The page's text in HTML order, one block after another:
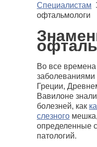
Специалистам
офтальмологи
Во все
Греции,
Вавилоне
болезней, как
слезного
определенные
патологий.